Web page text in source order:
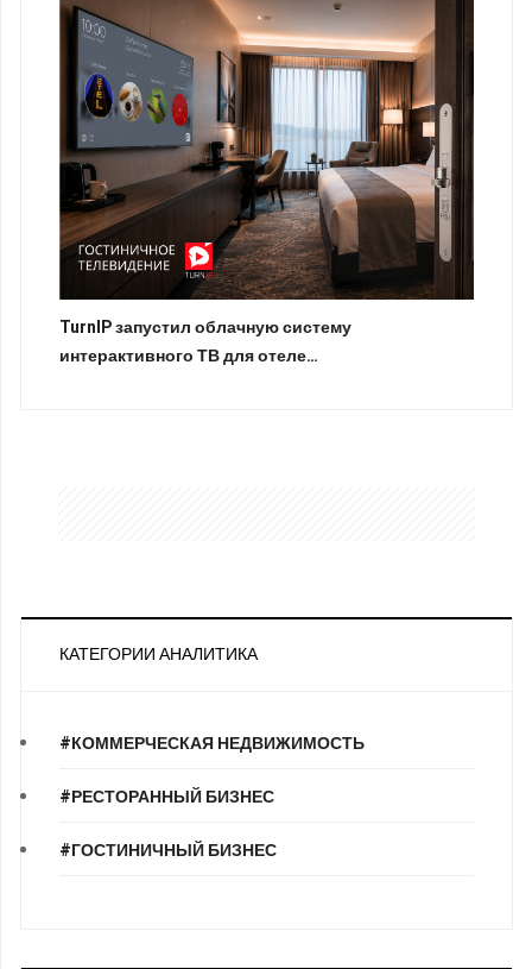
TurnIP запустил облачную систему
интерактивного ТВ для отеле…
КАТЕГОРИИ АНАЛИТИКА
#КОММЕРЧЕСКАЯ НЕДВИЖИМОСТЬ
#РЕСТОРАННЫЙ БИЗНЕС
#ГОСТИНИЧНЫЙ БИЗНЕС